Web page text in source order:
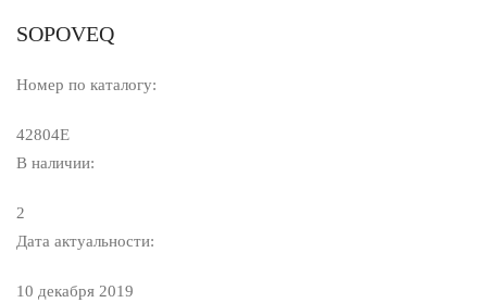
SOPOVEQ
Номер по каталогу:
42804E
В наличии:
2
Дата актуальности:
10 декабря 2019